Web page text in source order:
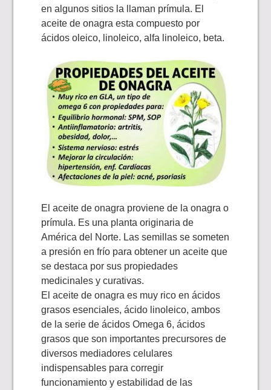
en algunos sitios la llaman prímula. El
aceite de onagra esta compuesto por
ácidos oleico, linoleico, alfa linoleico, beta.
El aceite de onagra proviene de la onagra o
prímula. Es una planta originaria de
América del Norte. Las semillas se someten
a presión en frío para obtener un aceite que
se destaca por sus propiedades
medicinales y curativas.
El aceite de onagra es muy rico en ácidos
grasos esenciales, ácido linoleico, ambos
de la serie de ácidos Omega 6, ácidos
grasos que son importantes precursores de
diversos mediadores celulares
indispensables para corregir
funcionamiento y estabilidad de las